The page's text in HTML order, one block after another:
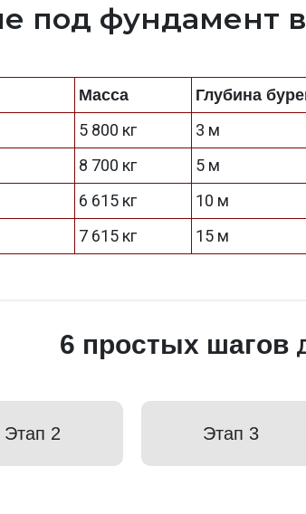
под фундамент
Масса Глубина
5 800 кг 3 м
8 700 кг 5 м
6 615 кг 10 м
7 615 кг 15 м
6 простых шагов
Этап 2 Этап 3